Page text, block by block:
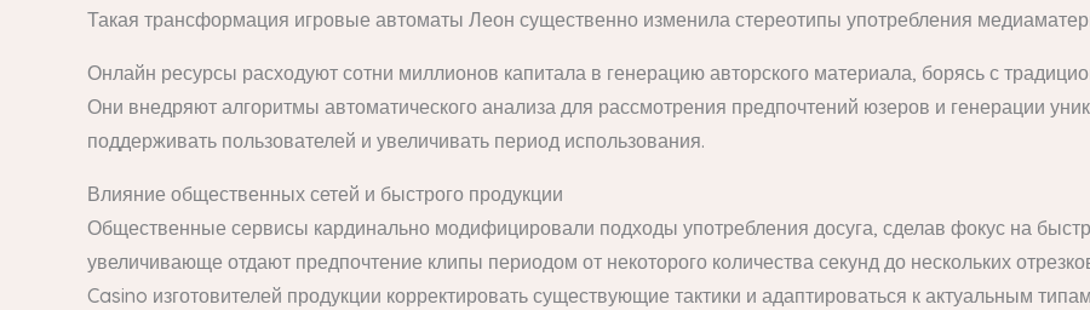
Такая трансформация игровые автоматы Леон существенно изменила стереотипы употребления
Онлайн ресурсы расходуют сотни миллионов капитала в генерацию авторского материала, борясь с
Они внедряют алгоритмы автоматического анализа для рассмотрения предпочтений юзеров и генерации
поддерживать пользователей и увеличивать период использования.
Влияние общественных сетей и быстрого продукции
Общественные сервисы кардинально модифицировали подходы употребления досуга, сделав фокус на
увеличивающе отдают предпочтение клипы периодом от некоторого количества секунд до нескольких
Casino изготовителей продукции корректировать существующие тактики и адаптироваться к актуальным